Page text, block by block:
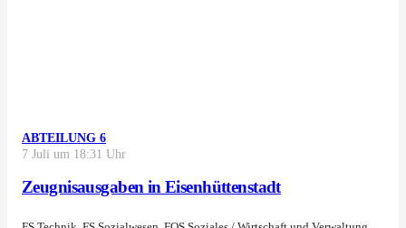
ABTEILUNG 6
7 Juli um 18:31 Uhr
Zeugnisausgaben in Eisenhüttenstadt